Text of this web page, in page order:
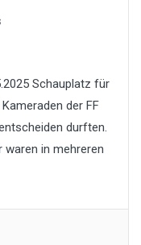
Schauplatz für
der FF
durften.
waren in mehreren